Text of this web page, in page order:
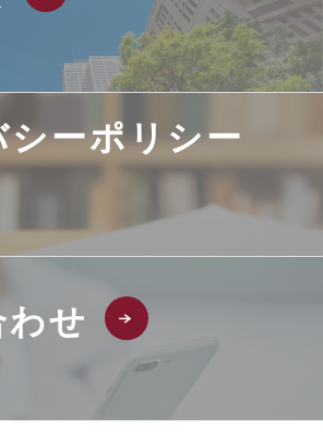
ーポリシー
わせ